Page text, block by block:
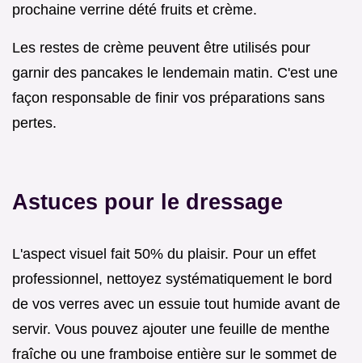
prochaine verrine dété fruits et crème.
Les restes de crème peuvent être utilisés pour
garnir des pancakes le lendemain matin. C'est une
façon responsable de finir vos préparations sans
pertes.
Astuces pour le dressage
L'aspect visuel fait 50% du plaisir. Pour un effet
professionnel, nettoyez systématiquement le bord
de vos verres avec un essuie tout humide avant de
servir. Vous pouvez ajouter une feuille de menthe
fraîche ou une framboise entière sur le sommet de